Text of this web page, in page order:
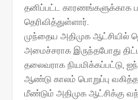
தனிப்பட்ட காரணங்களுக்காக
தெரிவித்துள்ளார்.
முந்தைய அதிமுக ஆட்சியில்
அமைச்சராக இருந்தபோது
தலைவராக நியமிக்கப்பட்டு,
ஆண்டு காலம் பொறுப்பு
மீண்டும் அதிமுக ஆட்சிக்கு